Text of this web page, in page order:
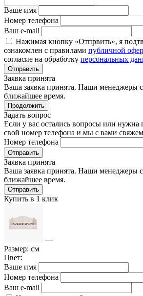
Ваше имя
Номер телефона
Ваш e-mail
Нажимая кнопку «Отпрвить», я
ознакомлен с правилами публичной
согласие на обработку персональных
Отправить
Заявка принята
Ваша заявка принята. Наши менеджеры
ближайшее время.
Продолжить
Задать вопрос
Если у вас остались вопросы или нужна
свой номер телефона и мы с вами
Номер телефона
Отправить
Заявка принята
Ваша заявка принята. Наши менеджеры
ближайшее время.
Отправить
Купить в 1 клик
—
Размер: см
Цвет:
Ваше имя
Номер телефона
Ваш e-mail